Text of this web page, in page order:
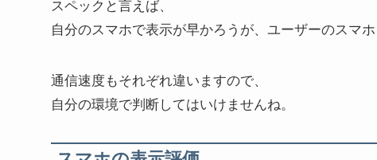
スペックと言えば、
自分のスマホで表示が早かろうが、ユーザーのスマホ
通信速度もそれぞれ違いますので、
自分の環境で判断してはいけませんね。